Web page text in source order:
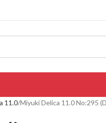
11.0 Miyuki Delica 11.0 No:295